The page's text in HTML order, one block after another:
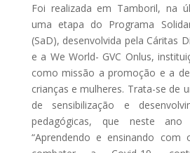
Foi realizada em Tamboril, na
uma etapa do Programa
(SaD), desenvolvida pela Cáritas
e a We World- GVC Onlus,
como missão a promoção e a
crianças e mulheres. Trata-se de
de sensibilização e
pedagógicas, que neste
“Aprendendo e ensinando